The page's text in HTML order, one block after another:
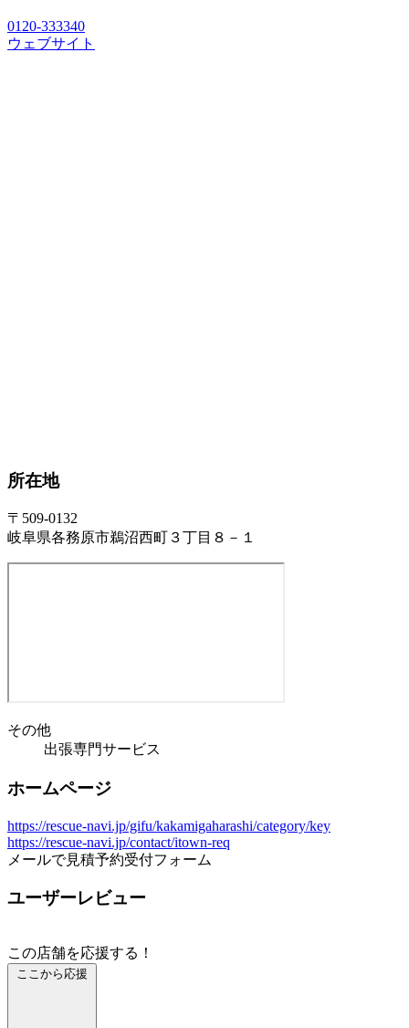
0120-333340
ウェブサイト
所在地
〒509-0132
岐阜県各務原市鵜沼西町３丁目８－１
その他
出張専門サービス
ホームページ
https://rescue-navi.jp/gifu/kakamigaharashi/category/key
https://rescue-navi.jp/contact/itown-req
メールで見積予約受付フォーム
ユーザーレビュー
この店舗を応援する！
ここから応援